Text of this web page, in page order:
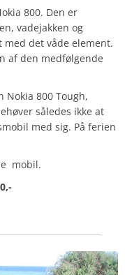
800. Den er
vadejakken og
det våde element.
af den medfølgende
Nokia 800 Tough,
således ikke at
med sig. På ferien
mobil.